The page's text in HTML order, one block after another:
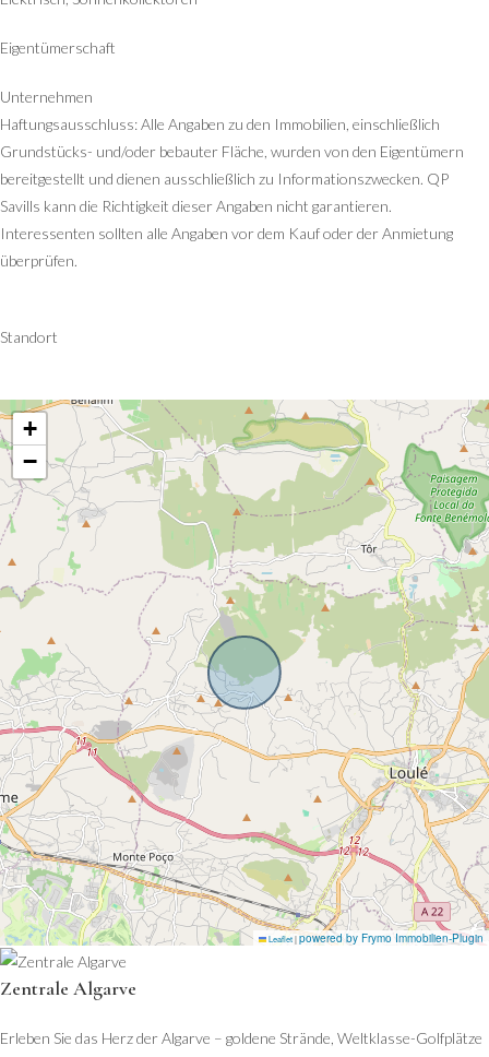
Eigentümerschaft
Unternehmen
Haftungsausschluss: Alle Angaben zu den Immobilien, einschließlich
Grundstücks- und/oder bebauter Fläche, wurden von den Eigentümern
bereitgestellt und dienen ausschließlich zu Informationszwecken. QP
Savills kann die Richtigkeit dieser Angaben nicht garantieren.
Interessenten sollten alle Angaben vor dem Kauf oder der Anmietung
überprüfen.
Standort
+
−
Leaflet|powered by Frymo Immobilien-Plugin
Zentrale Algarve
Erleben Sie das Herz der Algarve – goldene Strände, Weltklasse-Golfplätze